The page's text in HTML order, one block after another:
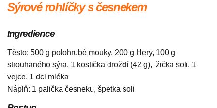
Sýrové rohlíčky s česnekem
Ingredience
Těsto: 500 g polohrubé mouky, 200 g Hery, 100 g
strouhaného sýra, 1 kostička droždí (42 g), lžička soli, 1
vejce, 1 dcl mléka
Náplň: 1 palička česneku, špetka soli